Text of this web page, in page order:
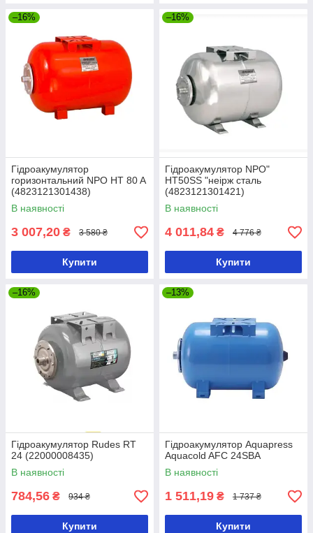
–16%
Гідроакумулятор
горизонтальний NPO HT 80 A
(4823121301438)
В наявності
3 007,20 ₴ 3 580 ₴
Купити
–16%
Гідроакумулятор NPO"
HT50SS "неірж сталь
(4823121301421)
В наявності
4 011,84 ₴ 4 776 ₴
Купити
–16%
Гідроакумулятор Rudes RT
24 (22000008435)
В наявності
784,56 ₴ 934 ₴
Купити
–13%
Гідроакумулятор Aquapress
Aquacold AFC 24SBA
В наявності
1 511,19 ₴ 1 737 ₴
Купити